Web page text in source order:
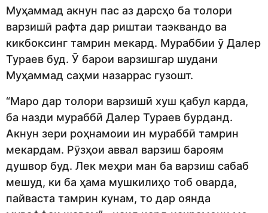
Муҳаммад акнун пас аз дарсҳо ба толори
варзишӣ рафта дар риштаи таэквандо ва
кикбоксинг тамрин мекард. Мураббии ӯ Далер
Тураев буд. Ӯ барои варзишгар шудани
Муҳаммад саҳми назаррас гузошт.
“Маро дар толори варзишӣ хуш қабул карда,
ба назди мураббӣ Далер Тураев бурданд.
Акнун зери роҳнамоии ин мураббӣ тамрин
мекардам. Рӯзҳои аввал варзиш бароям
душвор буд. Лек меҳри ман ба варзиш сабаб
мешуд, ки ба ҳама мушкилиҳо тоб оварда,
пайваста тамрин кунам, то дар оянда